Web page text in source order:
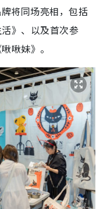
将同场亮相，包括
》、以及首次参
啾妹》。